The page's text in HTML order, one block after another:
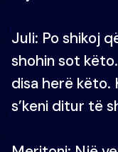
Juli: Po shikoj
shohin sot
disa herë këto.
s’keni ditur të